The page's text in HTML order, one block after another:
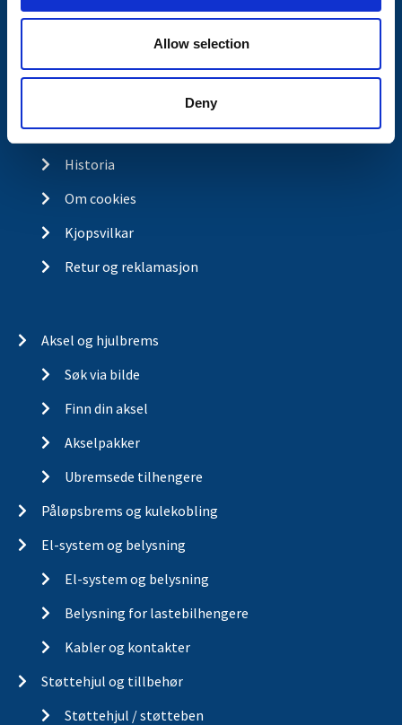
Allow selection
Deny
Visjon
Historia
Om cookies
Kjopsvilkar
Retur og reklamasjon
Aksel og hjulbrems
Søk via bilde
Finn din aksel
Akselpakker
Ubremsede tilhengere
Påløpsbrems og kulekobling
El-system og belysning
El-system og belysning
Belysning for lastebilhengere
Kabler og kontakter
Støttehjul og tillbehør
Støttehjul / støtteben